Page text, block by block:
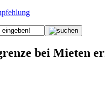
bei Mieten